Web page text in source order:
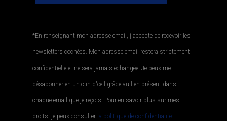
*En renseignant mon adresse email, j'accepte de recevoir les
newsletters cochées. Mon adresse email restera strictement
confidentielle et ne sera jamais échangée. Je peux me
désabonner en un clin d'œil grâce au lien présent dans
chaque email que je reçois. Pour en savoir plus sur mes
droits, je peux consulter la politique de confidentialité..